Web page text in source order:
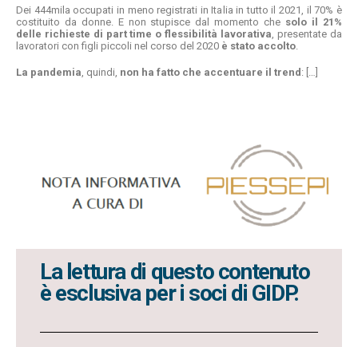
Dei 444mila occupati in meno registrati in Italia in tutto il 2021, il 70% è
costituito da donne. E non stupisce dal momento che solo il 21%
delle richieste di part time o flessibilità lavorativa , presentate da
lavoratori con figli piccoli nel corso del 2020 è stato accolto
La pandemia, quindi, non ha fatto che accentuare il trend : […]
La lettura di questo contenuto
è esclusiva per i soci di GIDP.